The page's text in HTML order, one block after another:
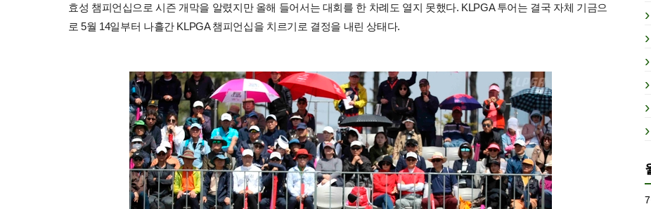
효성 챔피언십으로 시즌 개막을 알렸지만 올해 들어서는 대회를 한 차례도 열지 못했다. KLPGA 투어는 결국 자체 기금으
로 5월 14일부터 나흘간 KLPGA 챔피언십을 치르기로 결정을 내린 상태다.